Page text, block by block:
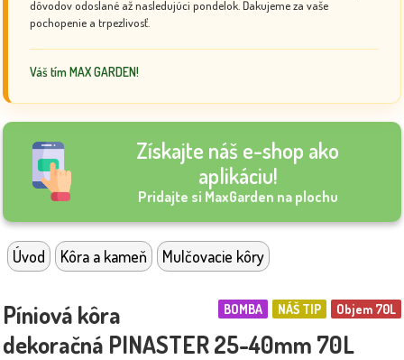
dôvodov odoslané až nasledujúci pondelok. Ďakujeme za vaše
pochopenie a trpezlivosť.
Váš tím MAX GARDEN!
Získajte náš e-shop ako
aplikáciu!
Pridajte si MaxGarden na plochu
Úvod Kôra a kameň Mulčovacie kôry
Objem 70L
NÁŠ TIP
BOMBA
Píniová kôra
dekoračná PINASTER 25-40mm 70L